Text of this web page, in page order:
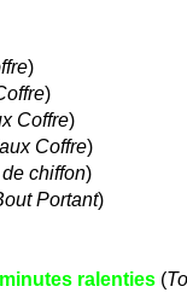
)
)
Coffre)
Coffre)
chiffon)
Portant)
ralenties (